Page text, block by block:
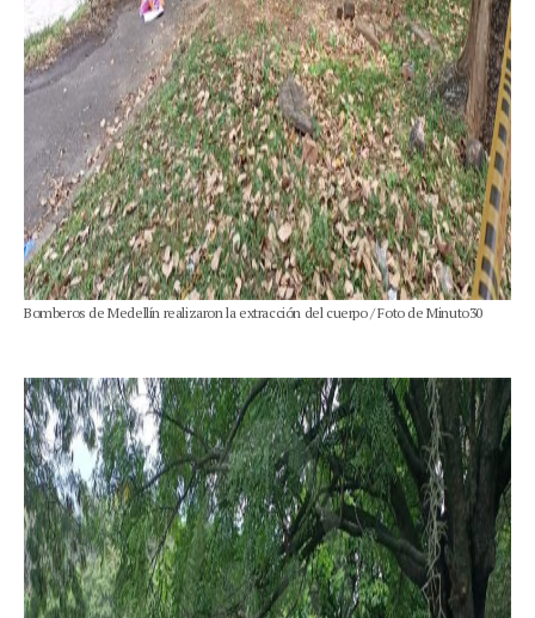
Bomberos de Medellín realizaron la extracción del cuerpo / Foto de Minuto30